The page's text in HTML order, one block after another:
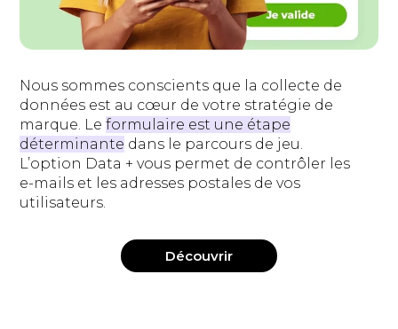
Nous sommes conscients que la collecte de
données est au cœur de votre stratégie de
marque. Leformulaire est une étape
déterminante dans le parcours de jeu.
L’option Data + vous permet de contrôler les
e-mails et les adresses postales de vos
utilisateurs.
Découvrir